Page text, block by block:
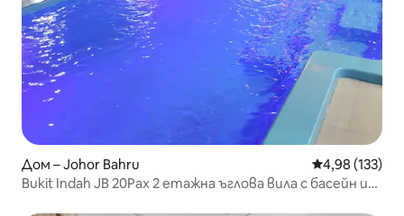
Дом – Johor Bahru Средна
4,98 (133)
Bukit Indah JB 20Pax 2 етажна ъглова вила с басейн и